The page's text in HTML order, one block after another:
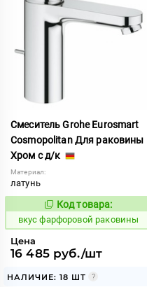
Смеситель Grohe Eurosmart
Cosmopolitan Для раковины
Хром с д/к
Материал:
латунь
Код:
185828
Код товара:
вкус фарфоровой раковины
Цена
16 485 руб./шт
НАЛИЧИЕ: 18 ШТ